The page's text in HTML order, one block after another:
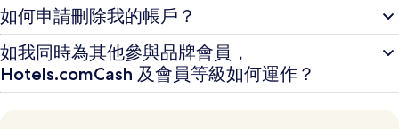
如何申請刪除我的帳戶？
如我同時為其他參與品牌會員，
Hotels.comCash 及會員等級如何運作？